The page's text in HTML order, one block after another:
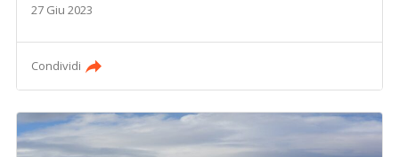
27 Giu 2023
Condividi